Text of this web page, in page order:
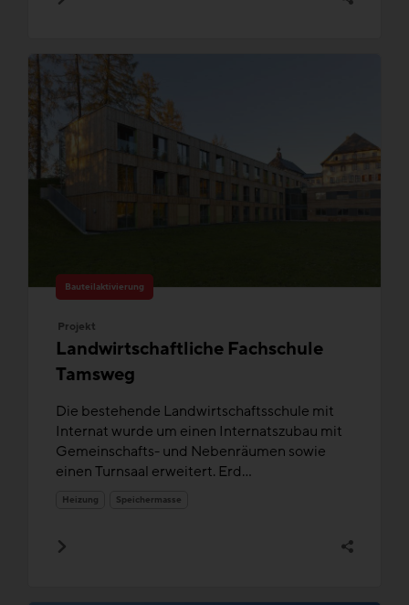
Bauteilaktivierung
Projekt
Landwirtschaftliche Fachschule
Tamsweg
Die bestehende Landwirtschaftsschule mit
Internat wurde um einen Internatszubau mit
Gemeinschafts- und Nebenräumen sowie
einen Turnsaal erweitert. Erd...
Heizung Speichermasse